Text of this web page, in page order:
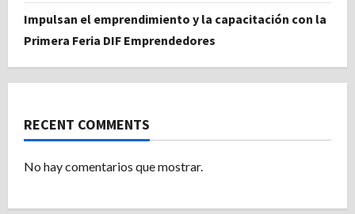
Impulsan el emprendimiento y la capacitación con la
Primera Feria DIF Emprendedores
RECENT COMMENTS
No hay comentarios que mostrar.